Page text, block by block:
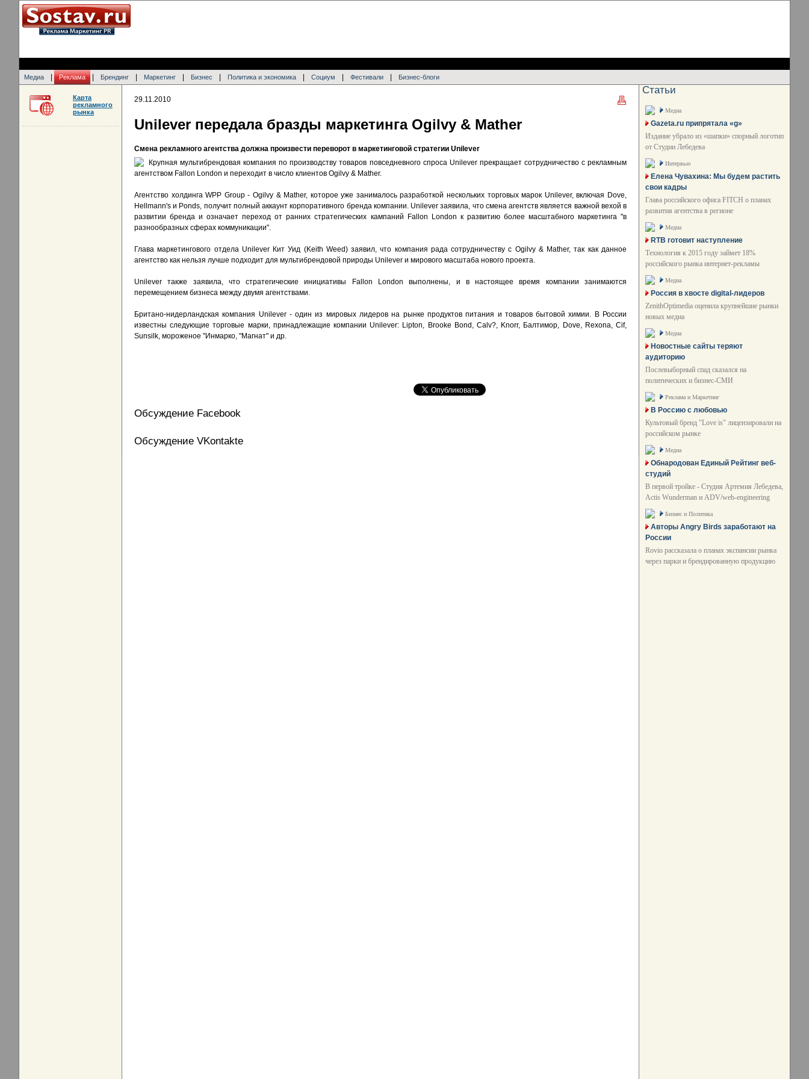
Медиа Реклама Брендинг Маркетинг Бизнес Политика и экономика Социум Фестивали Бизнес-блоги
29.11.2010
Unilever передала бразды маркетинга Ogilvy & Mather
Смена рекламного агентства должна произвести переворот в маркетинговой стратегии Unilever
Крупная мультибрендовая компания по производству товаров повседневного спроса Unilever прекращает сотрудничество с рекламным
агентством Fallon London и переходит в число клиентов Ogilvy & Mather.
Агентство холдинга WPP Group - Ogilvy & Mather, которое уже занималось разработкой нескольких торговых марок Unilever, включая Dove,
Hellmann's и Ponds, получит полный аккаунт корпоративного бренда компании. Unilever заявила, что смена агентств является важной вехой в
развитии бренда и означает переход от ранних стратегических кампаний Fallon London к развитию более масштабного маркетинга "в
разнообразных сферах коммуникации".
Глава маркетингового отдела Unilever Кит Уид (Keith Weed) заявил, что компания рада сотрудничеству с Ogilvy & Mather, так как данное
агентство как нельзя лучше подходит для мультибрендовой природы Unilever и мирового масштаба нового проекта.
Unilever также заявила, что стратегические инициативы Fallon London выполнены, и в настоящее время компании занимаются
перемещением бизнеса между двумя агентствами.
Британо-нидерландская компания Unilever - один из мировых лидеров на рынке продуктов питания и товаров бытовой химии. В России
известны следующие торговые марки, принадлежащие компании Unilever: Lipton, Brooke Bond, Calv?, Knorr, Балтимор, Dove, Rexona, Cif,
Sunsilk, мороженое "Инмарко, "Магнат" и др.
Обсуждение Facebook
Обсуждение VKontakte
Карта
рекламного
рынка
Статьи
Медиа
Gazeta.ru припрятала «g»
Издание убрало из «шапки» спорный логотип
от Студии Лебедева
Интервью
Елена Чувахина: Мы будем растить
свои кадры
Глава российского офиса FITCH о планах
развития агентства в регионе
Медиа
RTB готовит наступление
Технология к 2015 году займет 18%
российского рынка интернет-рекламы
Медиа
Россия в хвосте digital-лидеров
ZenithOptimedia оценила крупнейшие рынки
новых медиа
Медиа
Новостные сайты теряют
аудиторию
Послевыборный спад сказался на
политических и бизнес-СМИ
Реклама и Маркетинг
В Россию с любовью
Культовый бренд "Love is" лицензировали на
российском рынке
Медиа
Обнародован Единый Рейтинг веб-
студий
В первой тройке - Студия Артемия Лебедева,
Actis Wunderman и ADV/web-engineering
Бизнес и Политика
Авторы Angry Birds заработают на
России
Rovio рассказала о планах экспансии рынка
через парки и брендированную продукцию